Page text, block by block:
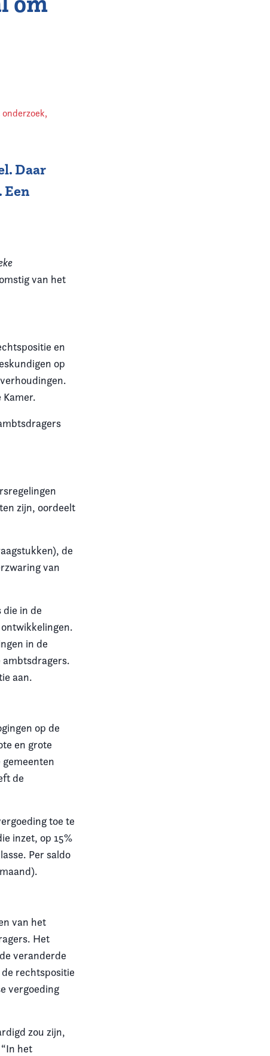
,
Daar
van het
en
op
Kamer.
zijn, oordeelt
de
van
in de
in de
aan.
op de
en grote
de
toe te
inzet, op 15%
Per saldo
van het
Het
veranderde
rechtspositie
vergoeding
zou zijn,
het